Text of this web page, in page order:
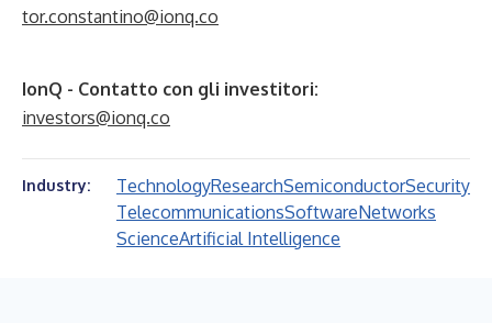
tor.constantino@ionq.co
IonQ - Contatto con gli investitori:
investors@ionq.co
Industry: TechnologyResearchSemiconductorSecurity
TelecommunicationsSoftwareNetworks
ScienceArtificial Intelligence